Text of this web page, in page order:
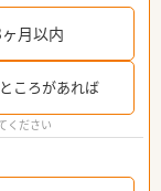
月以内
ころがあれば
ください